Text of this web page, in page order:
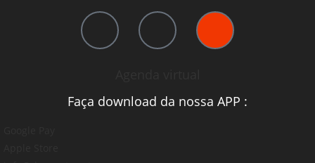
Faça download da nossa APP :